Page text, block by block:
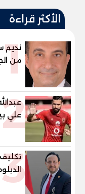
الأكثر قراءة
1
نديم
من
مصر"
2
علي
3